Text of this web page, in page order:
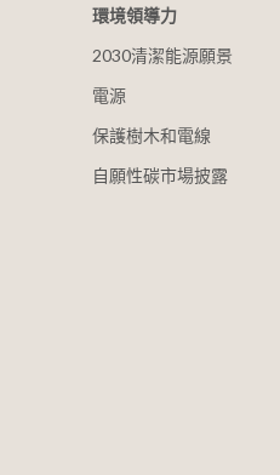
環境領導力
2030清潔能源願景
電源
保護樹木和電線
自願性碳市場披露